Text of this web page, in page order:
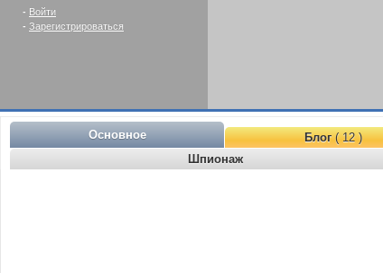
- Войти
- Зарегистрироваться
Основное Блог( 12 )
Шпионаж